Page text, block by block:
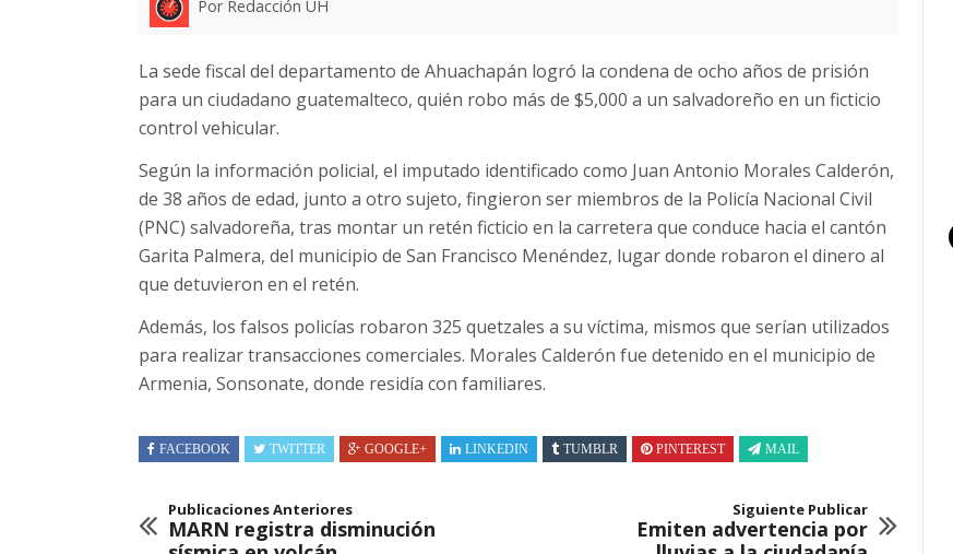
Por Redacción UH
La sede fiscal del departamento de Ahuachapán logró la condena de ocho años de prisión
para un ciudadano guatemalteco, quién robo más de $5,000 a un salvadoreño en un ficticio
control vehicular.
Según la información policial, el imputado identificado como Juan Antonio Morales Calderón,
de 38 años de edad, junto a otro sujeto, fingieron ser miembros de la Policía Nacional Civil
(PNC) salvadoreña, tras montar un retén ficticio en la carretera que conduce hacia el cantón
Garita Palmera, del municipio de San Francisco Menéndez, lugar donde robaron el dinero al
que detuvieron en el retén.
Además, los falsos policías robaron 325 quetzales a su víctima, mismos que serían utilizados
para realizar transacciones comerciales. Morales Calderón fue detenido en el municipio de
Armenia, Sonsonate, donde residía con familiares.
FACEBOOK TWITTER GOOGLE+ LINKEDIN TUMBLR PINTEREST MAIL
Publicaciones Anteriores
MARN registra disminución
Siguiente Publicar
Emiten advertencia por